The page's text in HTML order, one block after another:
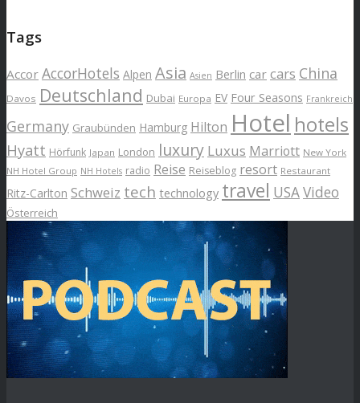
Tags
Accor AccorHotels Alpen Asia Asien Berlin car cars China
Davos Deutschland Dubai Europa EV Four Seasons Frankreich
Germany Graubünden Hamburg Hilton Hotel hotels
Hyatt Hörfunk Japan London luxury Luxus Marriott New York
NH Hotel Group NH Hotels radio Reise Reiseblog resort Restaurant
Ritz-Carlton Schweiz tech technology travel USAVideo
Österreich